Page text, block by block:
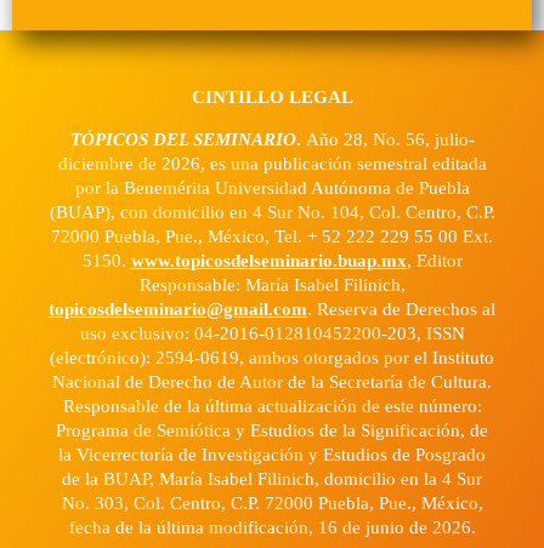
CINTILLO LEGAL
TÓPICOS DEL SEMINARIO. Año 28, No. 56, julio-
diciembre de 2026, es una publicación semestral editada
por la Benemérita Universidad Autónoma de Puebla
(BUAP), con domicilio en 4 Sur No. 104, Col. Centro, C.P.
72000 Puebla, Pue., México, Tel. + 52 222 229 55 00 Ext.
5150. www.topicosdelseminario.buap.mx, Editor
Responsable: María Isabel Filinich,
topicosdelseminario@gmail.com. Reserva de Derechos al
uso exclusivo: 04-2016-012810452200-203, ISSN
(electrónico): 2594-0619, ambos otorgados por el Instituto
Nacional de Derecho de Autor de la Secretaría de Cultura.
Responsable de la última actualización de este número:
Programa de Semiótica y Estudios de la Significación, de
la Vicerrectoría de Investigación y Estudios de Posgrado
de la BUAP, María Isabel Filinich, domicilio en la 4 Sur
No. 303, Col. Centro, C.P. 72000 Puebla, Pue., México,
fecha de la última modificación, 16 de junio de 2026.